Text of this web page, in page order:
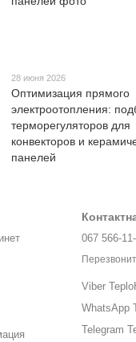
28 июня 2026
Оптимизация прямого
электроотопления:
терморегуляторов для
конвекторов и
панелей
067 566-
Viber
WhatsApp
Telegram